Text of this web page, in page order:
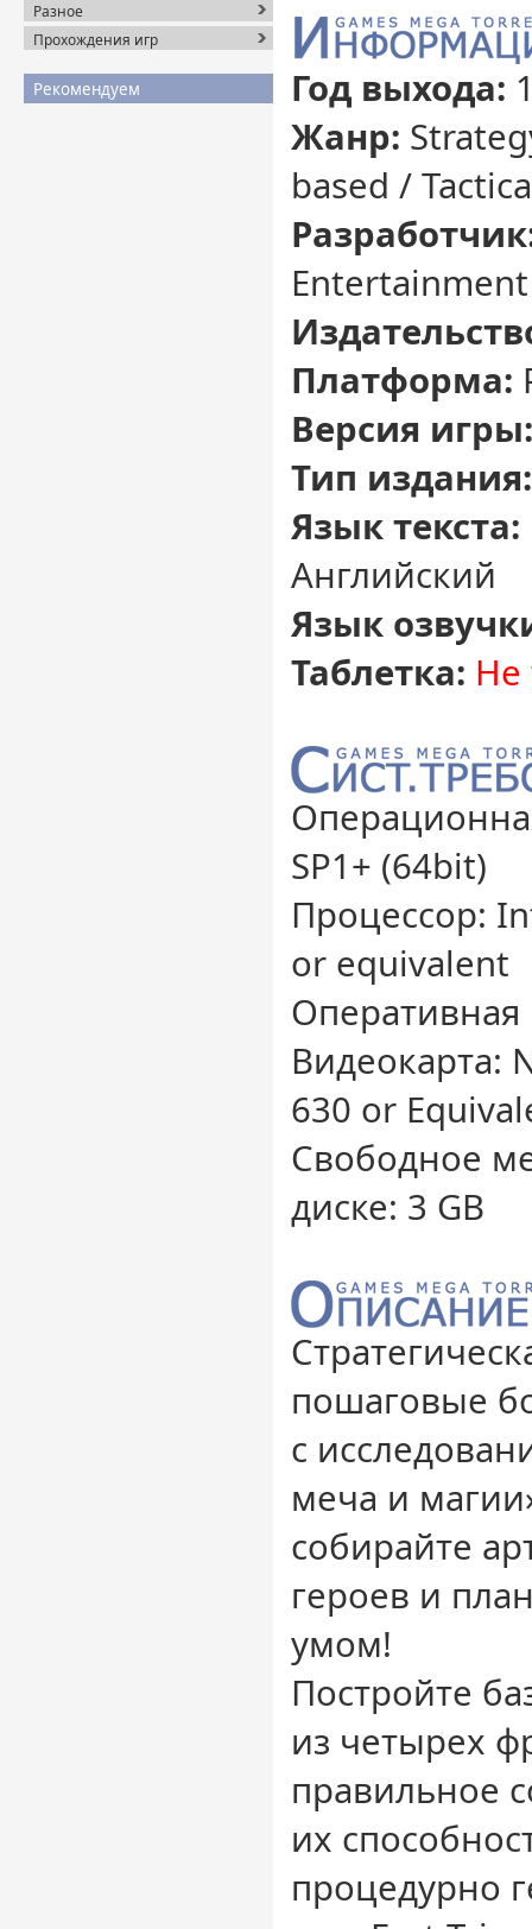
Разное
Прохождения игр
Рекомендуем Год выхода:
Жанр:
based /
Entertainment
Платформа:
Версия игры:
Тип издания:
Язык текста:
Английский
Язык
Таблетка: Не
SP1+ (64bit)
Процессор:
or equivalent
Оперативная
Видеокарта:
630 or
Свободное
диске: 3 GB
пошаговые
с
меча и
собирайте
героев и
умом!
Постройте
из четырех
правильное
их
процедурно